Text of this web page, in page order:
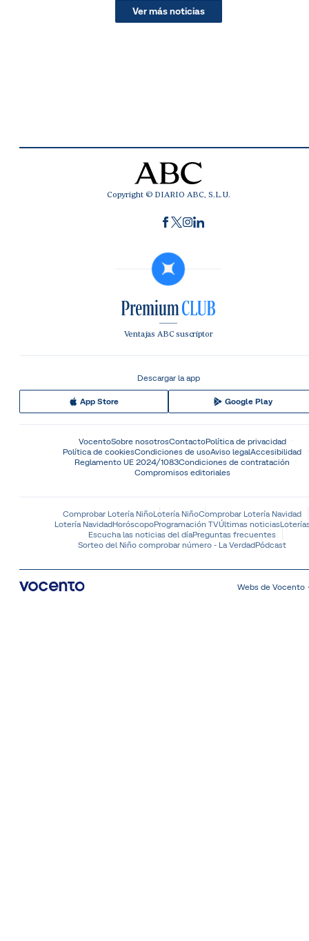
Ver más noticias
Copyright © DIARIO ABC, S.L.U.
Ventajas ABC suscriptor
Descargar la app
App Store Google Play
VocentoSobre nosotrosContactoPolítica de privacidad
Política de cookiesCondiciones de usoAviso legalAccesibilidad
Reglamento UE 2024/1083Condiciones de contratación
Compromisos editoriales
Comprobar Lotería NiñoLotería NiñoComprobar Lotería Navidad
Lotería NavidadHoróscopoProgramación TVÚltimas noticias
Escucha las noticias del díaPreguntas frecuentes
Sorteo del Niño comprobar número - La VerdadPódcast
Webs de Vocento